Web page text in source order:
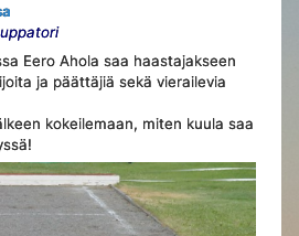
Eero Ahola saa haastajakseen
ja päättäjiä sekä vierailevia
kokeilemaan, miten kuula saa